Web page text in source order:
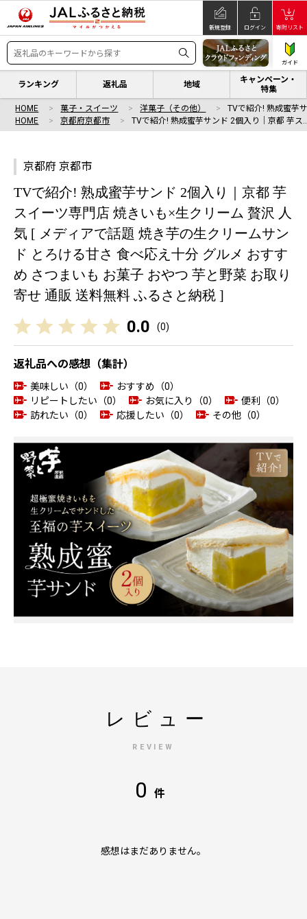
新規登録 ログイン 寄附リスト
ガイド
ランキング 返礼品 地域
キャンペーン・
特集
HOME 菓子・スイーツ 洋菓子（その他）
TVで紹介! 熟成蜜芋
HOME
京都府京都市 TVで紹介! 熟成蜜芋サンド 2個入り｜京都 芋ス
京都府 京都市
TVで紹介! 熟成蜜芋サンド 2個入り｜京都 芋
スイーツ専門店 焼きいも×生クリーム 贅沢 人
気 [ メディアで話題 焼き芋の生クリームサン
ド とろける甘さ 食べ応え十分 グルメ おすす
め さつまいも お菓子 おやつ 芋と野菜 お取り
寄せ 通販 送料無料 ふるさと納税 ]
0.0 (0)
返礼品への感想（集計）
美味しい（0）
おすすめ（0）
リピートしたい（0）
お気に入り（0）
便利（0）
訪れたい（0）
応援したい（0） その他（0）
レビュー
REVIEW
0 件
感想はまだありません。